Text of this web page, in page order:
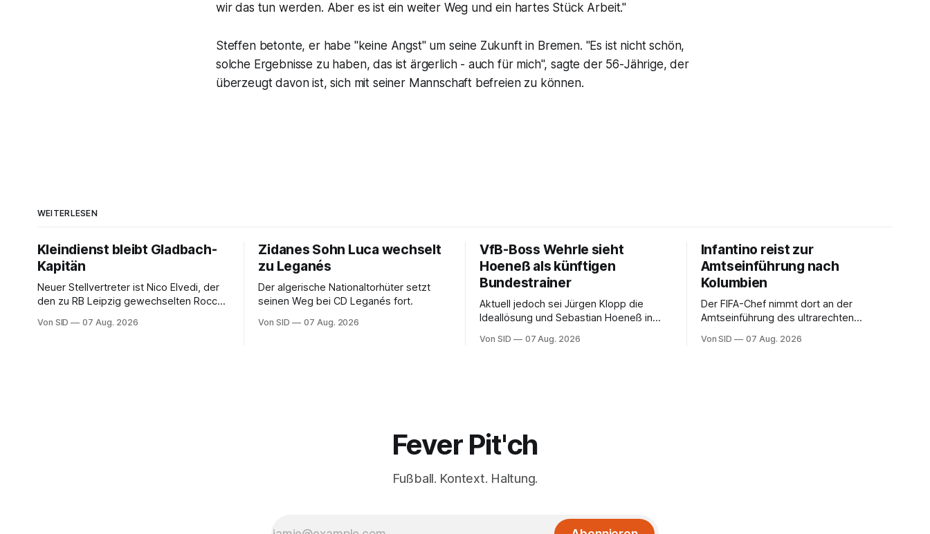
wir das tun werden. Aber es ist ein weiter Weg und ein hartes Stück Arbeit."
Steffen betonte, er habe "keine Angst" um seine Zukunft in Bremen. "Es ist nicht schön,
solche Ergebnisse zu haben, das ist ärgerlich - auch für mich", sagte der 56-Jährige, der
überzeugt davon ist, sich mit seiner Mannschaft befreien zu können.
WEITERLESEN
Kleindienst bleibt Gladbach-
Kapitän
Neuer Stellvertreter ist Nico Elvedi, der
den zu RB Leipzig gewechselten Rocco
Von SID 07 Aug. 2026
Zidanes Sohn Luca wechselt
zu Leganés
Der algerische Nationaltorhüter setzt
seinen Weg bei CD Leganés fort.
Von SID 07 Aug. 2026
VfB-Boss Wehrle sieht
Hoeneß als künftigen
Bundestrainer
Aktuell jedoch sei Jürgen Klopp die
Ideallösung und Sebastian Hoeneß in
Wehrle.
Von SID 07 Aug. 2026
Infantino reist zur
Amtseinführung nach
Kolumbien
Der FIFA-Chef nimmt dort an der
Amtseinführung des ultrarechten
Von SID 07 Aug. 2026
Fever Pit'ch
Fußball. Kontext. Haltung.